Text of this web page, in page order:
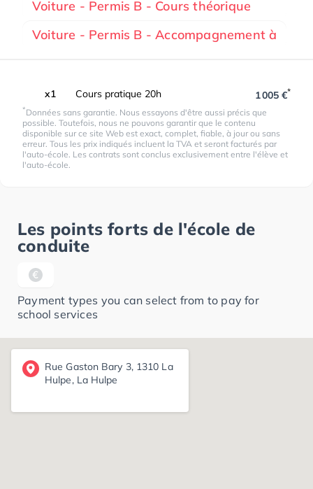
Voiture - Permis B - Cours théorique
Voiture - Permis B - Accompagnement à
x1 Cours pratique 20h 1 005 €*
*Données sans garantie. Nous essayons d'être aussi précis que
possible. Toutefois, nous ne pouvons garantir que le contenu
disponible sur ce site Web est exact, complet, fiable, à jour ou sans
erreur. Tous les prix indiqués incluent la TVA et seront facturés par
l'auto-école. Les contrats sont conclus exclusivement entre l'élève et
l'auto-école.
Les points forts de l'école de
conduite
Payment types you can select from to pay for
school services
Rue Gaston Bary 3, 1310 La
Hulpe, La Hulpe